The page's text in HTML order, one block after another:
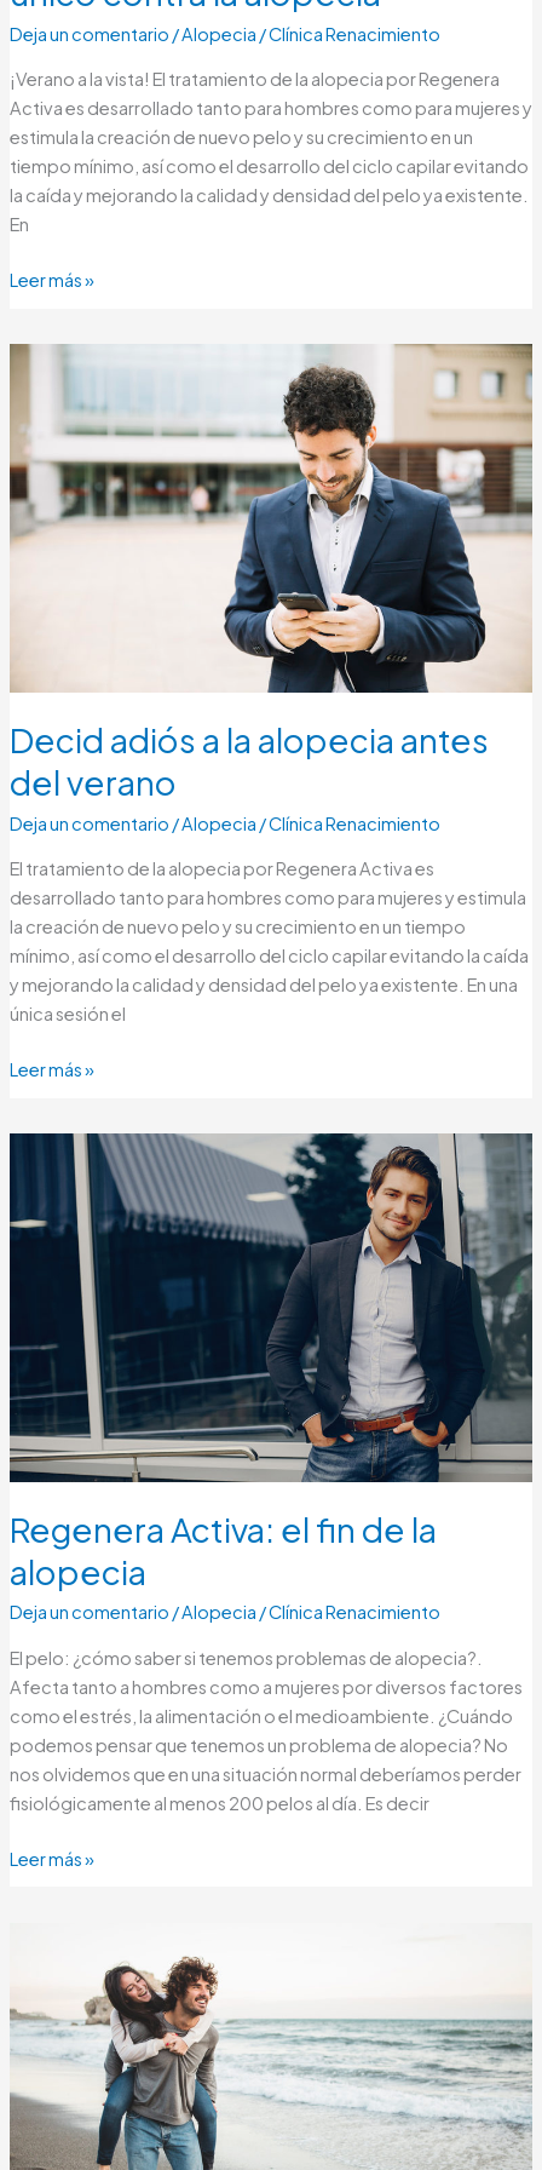
Deja un comentario /Alopecia /Clínica Renacimiento
¡Verano a la vista! El tratamiento de la alopecia por Regenera
Activa es desarrollado tanto para hombres como para mujeres y
estimula la creación de nuevo pelo y su crecimiento en un
tiempo mínimo, así como el desarrollo del ciclo capilar evitando
la caída y mejorando la calidad y densidad del pelo ya existente.
En
Leer más »
Decid adiós a la alopecia antes
del verano
Deja un comentario /Alopecia /Clínica Renacimiento
El tratamiento de la alopecia por Regenera Activa es
desarrollado tanto para hombres como para mujeres y estimula
la creación de nuevo pelo y su crecimiento en un tiempo
mínimo, así como el desarrollo del ciclo capilar evitando la caída
y mejorando la calidad y densidad del pelo ya existente. En una
única sesión el
Decid
alopecia
antes
del
Leer más »
Regenera Activa: el fin de la
alopecia
Deja un comentario /Alopecia /Clínica Renacimiento
El pelo: ¿cómo saber si tenemos problemas de alopecia?.
Afecta tanto a hombres como a mujeres por diversos factores
como el estrés, la alimentación o el medioambiente. ¿Cuándo
podemos pensar que tenemos un problema de alopecia? No
nos olvidemos que en una situación normal deberíamos perder
fisiológicamente al menos 200 pelos al día. Es decir
Regenera
fin
Leer más »
verano
está
vuelta